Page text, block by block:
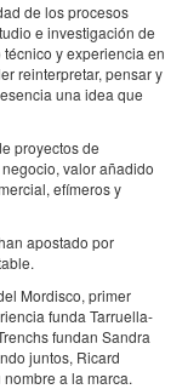
de los procesos
e investigación de
y experiencia en
reinterpretar, pensar y
una idea que
proyectos de
valor añadido
efímeros y
apostado por
Mordisco, primer
funda Tarruella-
fundan Sandra
juntos, Ricard
a la marca.